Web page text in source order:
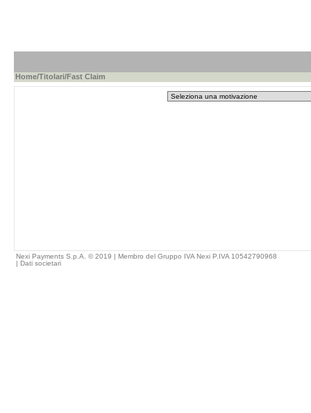
Home/Titolari/Fast Claim
Nexi Payments S.p.A. © 2019 | Membro del Gruppo IVA Nexi P.IVA 10542790968
| Dati societari